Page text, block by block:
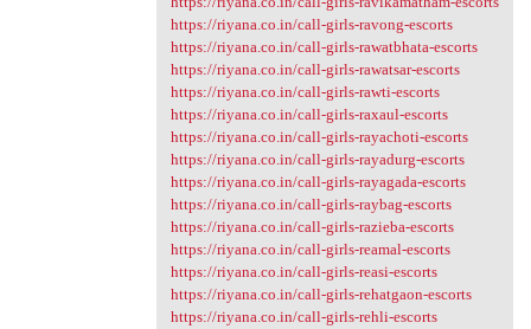
https://riyana.co.in/call-girls-ravong-escorts
https://riyana.co.in/call-girls-rawatbhata-escorts
https://riyana.co.in/call-girls-rawatsar-escorts
https://riyana.co.in/call-girls-rawti-escorts
https://riyana.co.in/call-girls-raxaul-escorts
https://riyana.co.in/call-girls-rayachoti-escorts
https://riyana.co.in/call-girls-rayadurg-escorts
https://riyana.co.in/call-girls-rayagada-escorts
https://riyana.co.in/call-girls-raybag-escorts
https://riyana.co.in/call-girls-razieba-escorts
https://riyana.co.in/call-girls-reamal-escorts
https://riyana.co.in/call-girls-reasi-escorts
https://riyana.co.in/call-girls-rehatgaon-escorts
https://riyana.co.in/call-girls-rehli-escorts